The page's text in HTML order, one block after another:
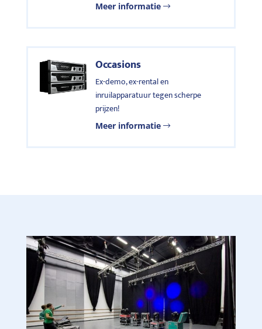
Meer informatie
Occasions
Ex-demo, ex-rental en
inruilapparatuur tegen scherpe
prijzen!
Meer informatie